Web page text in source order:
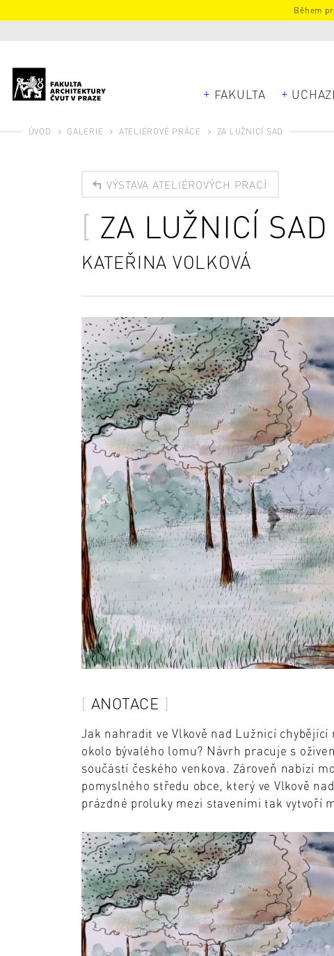
Během
FAKULTA
ÚVOD GALERIE ATELIÉROVÉ PRÁCE ZA LUŽNICÍ SAD
VÝSTAVA ATELIÉROVÝCH PRACÍ
ZA LUŽNICÍ SAD
KATEŘINA VOLKOVÁ
ANOTACE
Jak nahradit ve Vlkově nad Lužnicí
okolo bývalého lomu? Návrh pracuje s
součástí českého venkova. Zároveň nabízí
pomyslného středu obce, který ve Vlkově
prázdné proluky mezi staveními tak vytvoří